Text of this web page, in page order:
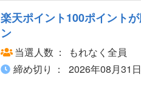
楽天ポイント100ポイント
ン
当選人数
もれなく全員
締め切り
2026年08月31日